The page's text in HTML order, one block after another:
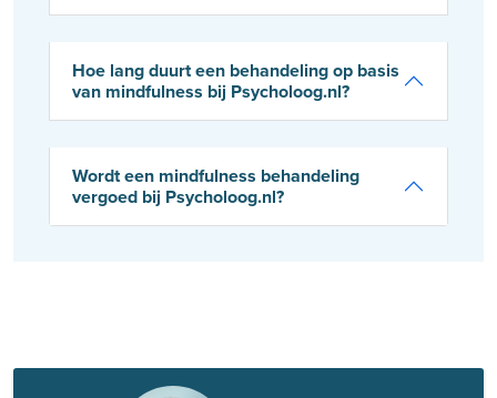
Hoe lang duurt een behandeling op basis
van mindfulness bij Psycholoog.nl?
Wordt een mindfulness behandeling
vergoed bij Psycholoog.nl?